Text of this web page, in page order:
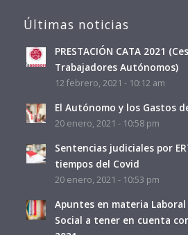
Últimas noticias
PRESTACIÓN CATA 2021
Trabajadores Autónomos)
12 febrero, 2021 - 10:12 am
El Autónomo y los Gastos
20 enero, 2021 - 10:58 pm
Sentencias judiciales por
tiempos del Covid
20 enero, 2021 - 10:53 pm
Apuntes en materia
Social a tener en cuenta